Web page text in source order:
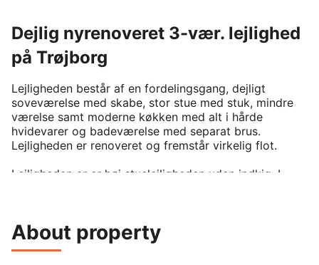
Dejlig nyrenoveret 3-vær. lejlighed
på Trøjborg
Lejligheden består af en fordelingsgang, dejligt
soveværelse med skabe, stor stue med stuk, mindre
værelse samt moderne køkken med alt i hårde
hvidevarer og badeværelse med separat brus.
Lejligheden er renoveret og fremstår virkelig flot.
Lejligheden er er høj stuelejligheden uden indkig. I
karréen.
About property